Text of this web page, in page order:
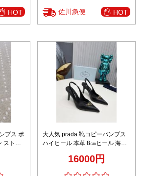
HOT 佐川急便 HOT
プス ポ
トラ
大人気 prada 靴コピーパンプス
ハイヒール 本革 8㎝ヒール 海外
16000円